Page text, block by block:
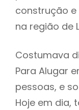
construção
na região de
Costumava
Para Alugar
pessoas, e
Hoje em dia,